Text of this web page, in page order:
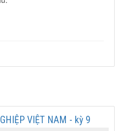
VIỆT NAM - kỳ 9